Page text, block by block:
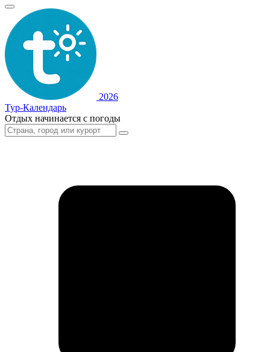
2026
Тур-Календарь
Отдых начинается с погоды